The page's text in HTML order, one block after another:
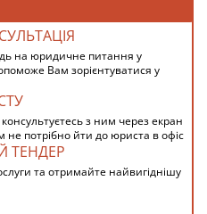
на юридичне питання у
Вам зорієнтуватися у
з ним через екран
потрібно йти до юриста в офіс
ТЕНДЕР
та отримайте найвигіднішу